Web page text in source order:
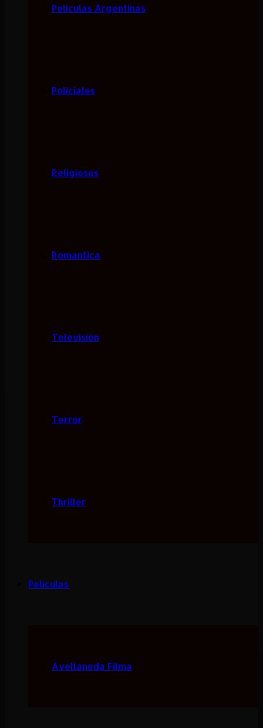
Películas Argentinas
Policiales
Religiosos
Romantica
Televisión
Terror
Thriller
Peliculas
Avellaneda Filma